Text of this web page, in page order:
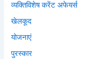
व्यक्तिविशेष करेंट अफेयर्स
खेलकूद
योजनाएं
पुरस्कार